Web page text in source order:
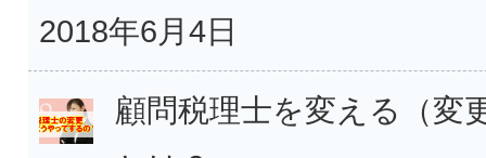
2018年6月4日
顧問税理士を変える（変